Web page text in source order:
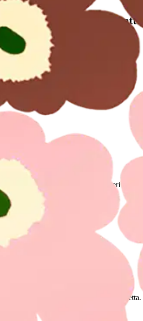
Postin
koko on 15x21 cm, joten kalenteri
niitä voisi muuten parantaa, anna palautetta.